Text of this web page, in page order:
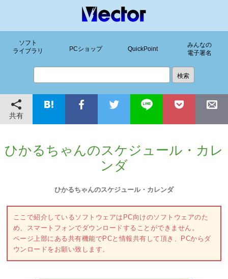
ソフト
ライブラリ
PCショップ QuickPoint
みんなの
電子署名
共有
ひかるちゃんのスケジュール・カレ
ンダ
ひかるちゃんのスケジュール・カレンダ
ここで紹介しているソフトウェアはPC向けのソフトウェアのた
め、スマートフォンでダウンロードすることができません。
ページ上部にある共有機能でPCと情報共有して頂き、PCからダ
ウンロードをお願い致します。